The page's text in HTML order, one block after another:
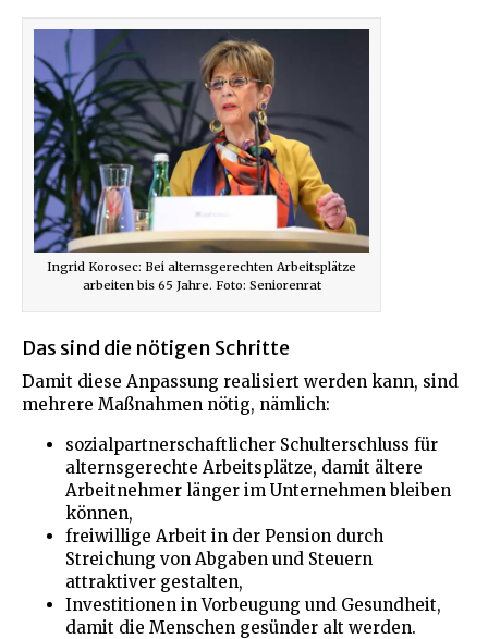
Ingrid Korosec: Bei alternsgerechten Arbeitsplätze
arbeiten bis 65 Jahre. Foto: Seniorenrat
Das sind die nötigen Schritte
Damit diese Anpassung realisiert werden kann, sind
mehrere Maßnahmen nötig, nämlich:
sozialpartnerschaftlicher Schulterschluss für
alternsgerechte Arbeitsplätze, damit ältere
Arbeitnehmer länger im Unternehmen bleiben
können,
freiwillige Arbeit in der Pension durch
Streichung von Abgaben und Steuern
attraktiver gestalten,
Investitionen in Vorbeugung und Gesundheit,
damit die Menschen gesünder alt werden.